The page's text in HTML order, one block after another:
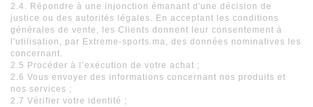
2.4. Répondre à une injonction émanant d'une décision de
justice ou des autorités légales. En acceptant les conditions
générales de vente, les Clients donnent leur consentement à
l'utilisation, par Extreme-sports.ma, des données nominatives les
concernant.
2.5 Procéder à l’exécution de votre achat ;
2.6 Vous envoyer des informations concernant nos produits et
nos services ;
2.7 Vérifier votre identité ;